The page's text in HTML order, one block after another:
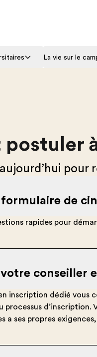
La vie sur le
pour
formulaire de
rapides pour
conseiller
inscription dédié vous
d’inscription.
a ses propres